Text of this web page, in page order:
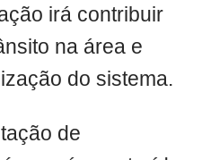
irá contribuir
na área e
do sistema.
de